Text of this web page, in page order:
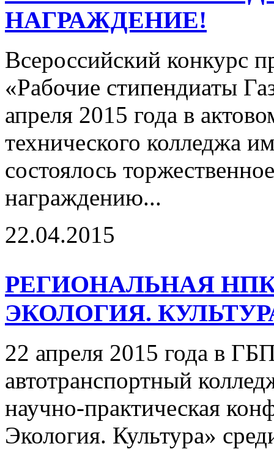
НАГРАЖДЕНИЕ!
Всероссийский конкурс
«Рабочие стипендиаты
апреля 2015 года в
технического колледжа
состоялось
награждению...
22.04.2015
РЕГИОНАЛЬНАЯ
ЭКОЛОГИЯ.
22 апреля 2015 года в
автотранспортный
научно-практическая
Экология. Культура»